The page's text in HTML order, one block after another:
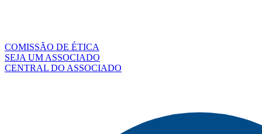
COMISSÃO DE ÉTICA
SEJA UM ASSOCIADO
CENTRAL DO ASSOCIADO